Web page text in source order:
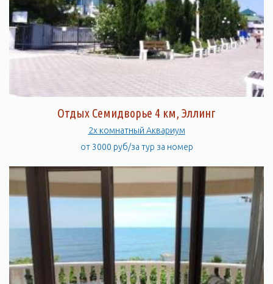
Отдых Семидворье 4 км, Эллинг
2х комнатный Аквариум
от 3000 руб/за тур за номер